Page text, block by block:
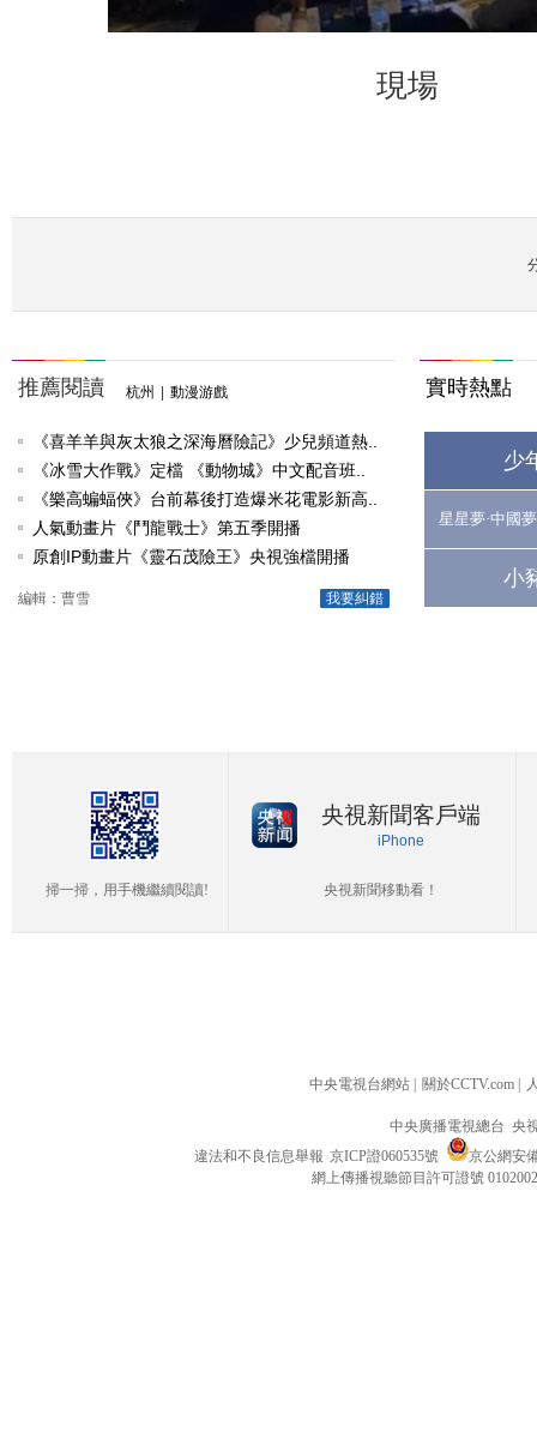
現場
推薦閱讀 杭州 動漫游戲
《喜羊羊與灰太狼之深海曆險記》少兒頻道熱..
《冰雪大作戰》定檔 《動物城》中文配音班..
《樂高蝙蝠俠》台前幕後打造爆米花電影新高..
人氣動畫片《鬥龍戰士》第五季開播
原創IP動畫片《靈石茂險王》央視強檔開播
我要糾錯
編輯：曹雪
實時熱點
少
星星夢·中國夢
小
掃一掃，用手機繼續閱讀!
央視新聞客戶端
iPhone
央視新聞移動看！
中央電視台網站 關於CCTV.com
中央廣播電視總台 央
違法和不良信息舉報 京ICP證060535號
京公網安
網上傳播視聽節目許可證號